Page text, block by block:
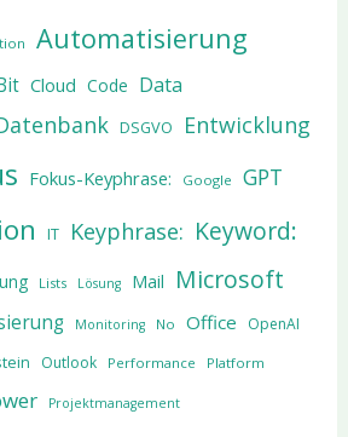
Automatisierung
Cloud Code Data
DSGVO Entwicklung
Fokus-Keyphrase: Google GPT
IT Keyphrase: Keyword:
Lists Lösung Mail Microsoft
Monitoring No Office OpenAI
Outlook Performance Platform
Projektmanagement